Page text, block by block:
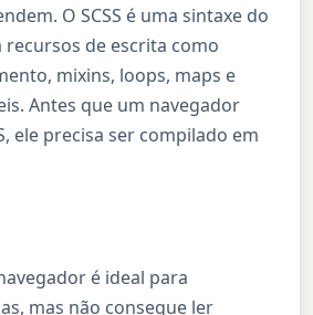
O SCSS é uma sintaxe do
recursos de escrita como
mixins, loops, maps e
Antes que um navegador
ele precisa ser compilado em
é ideal para
mas não consegue ler